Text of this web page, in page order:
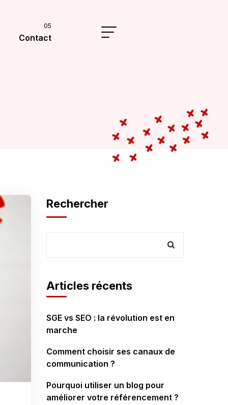
Contact
Rechercher
Articles récents
SGE vs SEO : la révolution est en
marche
Comment choisir ses canaux de
communication ?
Pourquoi utiliser un blog pour
améliorer votre référencement ?